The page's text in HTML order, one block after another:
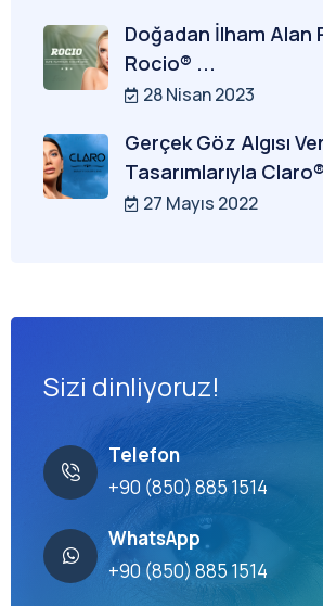
Doğadan İlham Alan
Rocio® ...
28 Nisan 2023
Gerçek Göz Algısı
Tasarımlarıyla
27 Mayıs 2022
Sizi dinliyoruz!
Telefon
+90 (850) 885 1514
WhatsApp
+90 (850) 885 1514